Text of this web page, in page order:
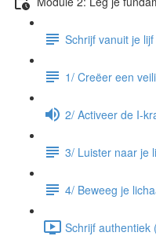
Schrijf vanuit je lijf
1/ Creëer een
2/ Activeer de I-
3/ Luister naar je
4/ Beweeg je
Schrijf authentiek